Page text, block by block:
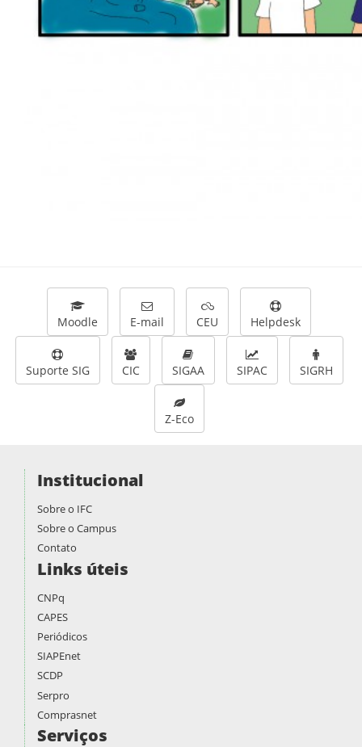
Moodle E-mail CEU Helpdesk
Suporte SIG CIC SIGAA SIPAC SIGRH
Z-Eco
Institucional
Sobre o IFC
Sobre o Campus
Contato
Links úteis
CNPq
CAPES
Periódicos
SIAPEnet
SCDP
Serpro
Comprasnet
Serviços